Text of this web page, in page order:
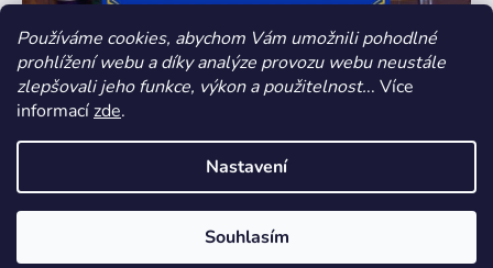
Používáme cookies, abychom Vám umožnili pohodlné
prohlížení webu a díky analýze provozu webu neustále
zlepšovali jeho funkce, výkon a použitelnost... Více
informacízde.
Nastavení
Souhlasím
Vytvořil Shoptet
Dokredence.cz